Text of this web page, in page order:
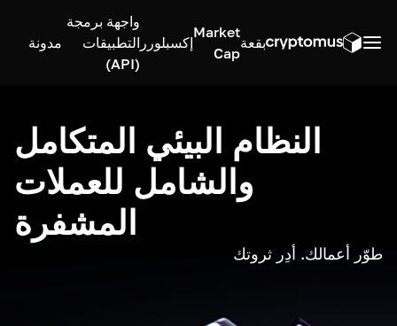
بقعة
Market
Cap
إكسبلورر
واجهة برمجة
التطبيقات
(API)
مدونة
النظام البيئي المتكامل
والشامل للعملات
المشفرة
طوّر أعمالك. أدِر ثروتك